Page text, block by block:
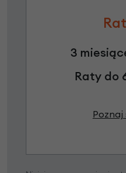
3
Raty do
Poznaj